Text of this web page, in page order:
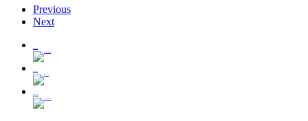
Previous
Next
Aufzüge
Karriere